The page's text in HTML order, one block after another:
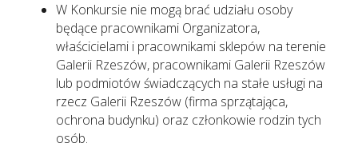
W Konkursie nie mogą brać udziału osoby
będące pracownikami Organizatora,
właścicielami i pracownikami sklepów na terenie
Galerii Rzeszów, pracownikami Galerii Rzeszów
lub podmiotów świadczących na stałe usługi na
rzecz Galerii Rzeszów (firma sprzątająca,
ochrona budynku) oraz członkowie rodzin tych
osób.